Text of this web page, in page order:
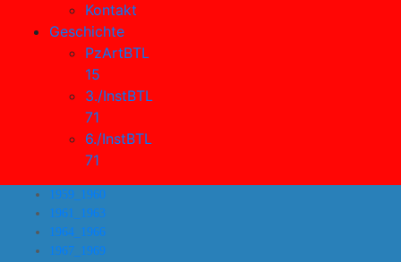
Kontakt
Geschichte
PzArtBTL
15
3./InstBTL
71
6./InstBTL
71
1959_1960
1961_1963
1964_1966
1967_1969